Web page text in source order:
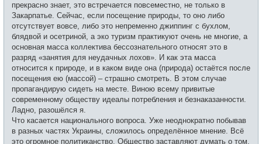
прекрасно знает, это встречается повсеместно, не только в
Закарпатье. Сейчас, если посещение природы, то оно либо
отсутствует вовсе, либо это непременно джиппинг с бухлом,
блядвой и осетриной, а эко туризм практикуют очень не многие, а
основная масса коллектива бессознательного относят это в
разряд «занятия для неудачных лохов». И как эта масса
относится к природе, и в каком виде она (природа) остаётся после
посещения ею (массой) – страшно смотреть. В этом случае
пропагандирую сидеть на месте. Виною всему привитые
современному обществу идеалы потребления и безнаказанности.
Ладно, разошёлся я.
Что касается национального вопроса. Уже неоднократно побывав
в разных частях Украины, сложилось определённое мнение. Всё
это огромное политиканство. Общество заставляют думать о том,